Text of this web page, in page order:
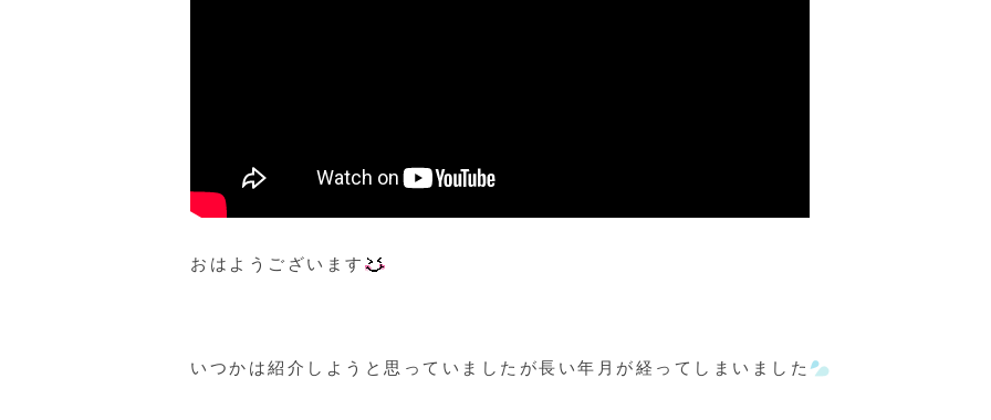
おはようございます
いつかは紹介しようと思っていましたが長い年月が経ってしまいました